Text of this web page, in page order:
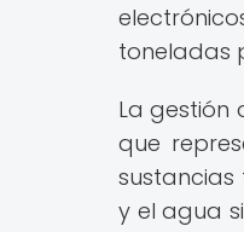
toneladas
La gestión
que
y el agua